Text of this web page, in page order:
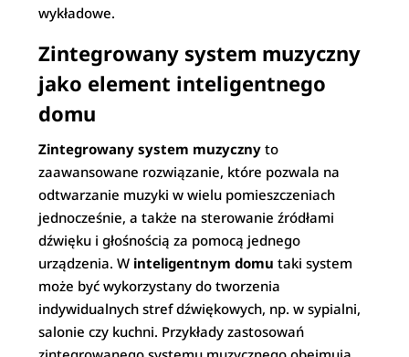
wykładowe.
Zintegrowany system muzyczny
jako element inteligentnego
domu
Zintegrowany system muzyczny to
zaawansowane rozwiązanie, które pozwala na
odtwarzanie muzyki w wielu pomieszczeniach
jednocześnie, a także na sterowanie źródłami
dźwięku i głośnością za pomocą jednego
urządzenia. W inteligentnym domu taki system
może być wykorzystany do tworzenia
indywidualnych stref dźwiękowych, np. w sypialni,
salonie czy kuchni. Przykłady zastosowań